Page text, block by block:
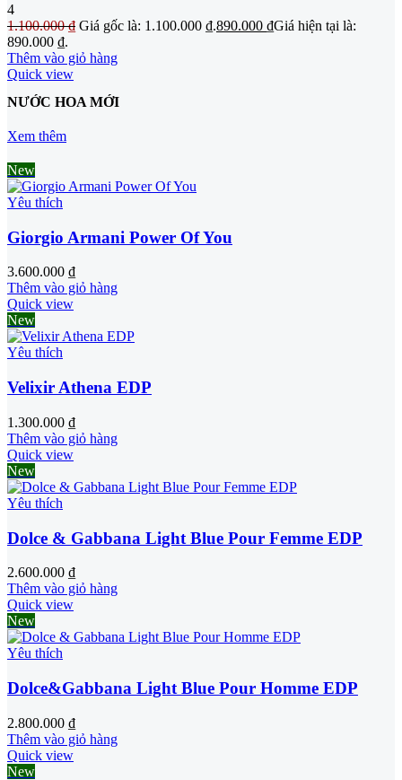
4
1.100.000₫ Giá gốc là: 1.100.000 ₫.890.000 ₫Giá hiện tại là:
890.000 ₫.
Thêm vào giỏ hàng
Quick view
NƯỚC HOA MỚI
Xem thêm
New
Yêu thích
Giorgio Armani Power Of You
3.600.000 ₫
Thêm vào giỏ hàng
Quick view
New
Yêu thích
Velixir Athena EDP
1.300.000 ₫
Thêm vào giỏ hàng
Quick view
New
Yêu thích
Dolce & Gabbana Light Blue Pour Femme EDP
2.600.000 ₫
Thêm vào giỏ hàng
Quick view
New
Yêu thích
Dolce&Gabbana Light Blue Pour Homme EDP
2.800.000 ₫
Thêm vào giỏ hàng
Quick view
New